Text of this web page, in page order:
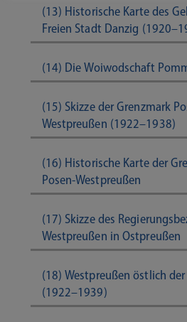
(13) Historische Karte des
Freien Stadt Danzig
(14) Die Woiwodschaft
(15) Skizze der Grenzmark
Westpreußen (1922–1938)
(16) Historische Karte der
Posen-Westpreußen
(17) Skizze des
Westpreußen in Ostpreußen
(18) Westpreußen östlich der
(1922–1939)